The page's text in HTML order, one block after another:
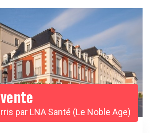
par LNA Santé (Le Noble Age)